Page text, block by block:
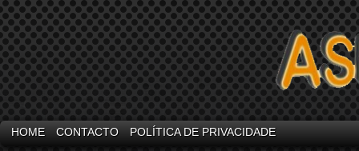
HOME CONTACTO POLÍTICA DE PRIVACIDADE